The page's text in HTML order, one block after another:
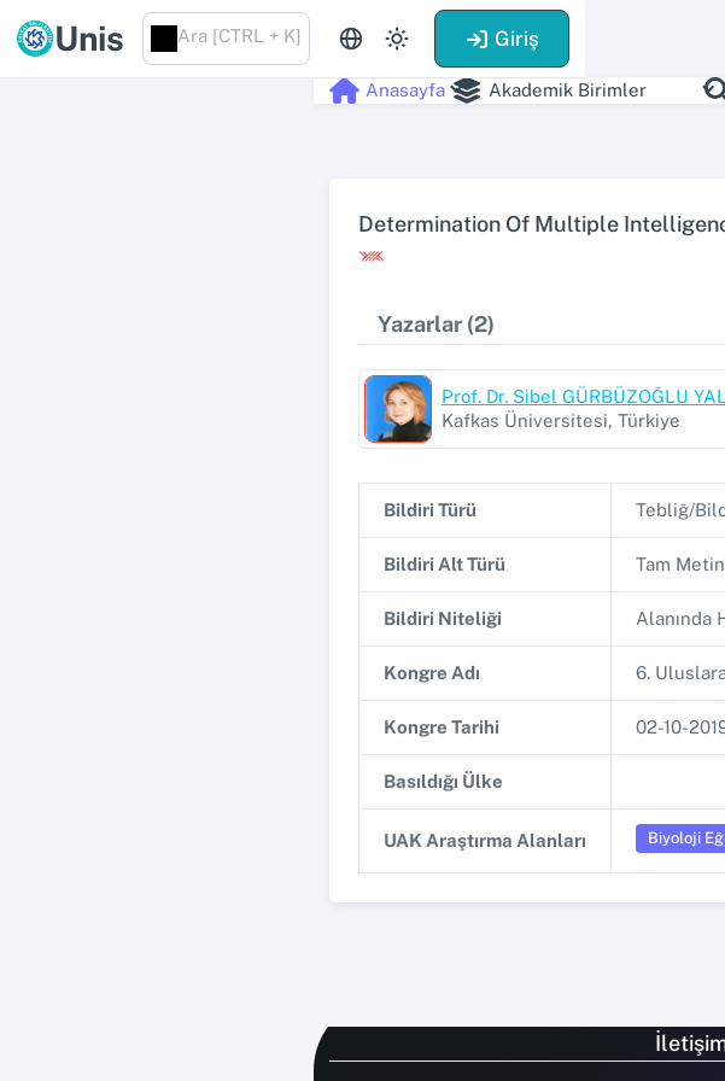
Unis Ara [CTRL + K] Giriş
Anasayfa Akademik Birimler
Determination Of Multiple
Yazarlar (2)
Prof. Dr. Sibel GÜRBÜZOĞLU
Kafkas Üniversitesi, Türkiye
Bildiri Türü Tebliğ/
Bildiri Alt Türü Tam
Bildiri Niteliği Alanında
Kongre Adı 6.
Kongre Tarihi 02-10-
Basıldığı Ülke
UAK Araştırma Alanları Biyoloji